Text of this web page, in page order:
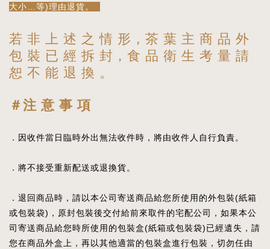
大小…等)理由退貨。
若 非 上 述 之 情 形，茶 葉 主 商 品 外
包 裝 已 經 拆 封，食 品 衛 生 考 量 請
恕 不 能 退 換 。
＃注 意 事 項
．因收件當日臨時外出無法收件時，將由收件人自行負責。
．將不接受重新配送或退換貨。
．退回商品時，請以本公司寄送商品給您所使用的外包裝(紙箱
或包裝袋)，原封包裝後交付給前來取件的宅配公司，如果本公
司寄送商品給您時所使用的包裝盒(紙箱或包裝袋)已經遺失，請
您在商品外盒上，再以其他適當的包裝盒進行包裝，切勿任由